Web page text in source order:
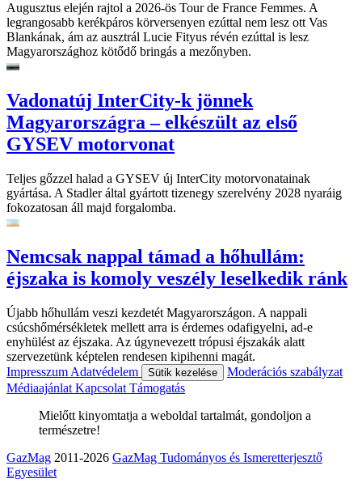
Augusztus elején rajtol a 2026-ös Tour de France Femmes. A
legrangosabb kerékpáros körversenyen ezúttal nem lesz ott Vas
Blankának, ám az ausztrál Lucie Fityus révén ezúttal is lesz
Magyarországhoz kötődő bringás a mezőnyben.
Vadonatúj InterCity-k jönnek
Magyarországra – elkészült az első
GYSEV motorvonat
Teljes gőzzel halad a GYSEV új InterCity motorvonatainak
gyártása. A Stadler által gyártott tizenegy szerelvény 2028 nyaráig
fokozatosan áll majd forgalomba.
Nemcsak nappal támad a hőhullám:
éjszaka is komoly veszély leselkedik ránk
Újabb hőhullám veszi kezdetét Magyarországon. A nappali
csúcshőmérsékletek mellett arra is érdemes odafigyelni, ad-e
enyhülést az éjszaka. Az úgynevezett trópusi éjszakák alatt
szervezetünk képtelen rendesen kipihenni magát.
Impresszum Adatvédelem Sütik kezelése
Moderációs szabályzat
Médiaajánlat Kapcsolat Támogatás
Mielőtt kinyomtatja a weboldal tartalmát, gondoljon a
természetre!
GazMag 2011-2026 GazMag Tudományos és Ismeretterjesztő
Egyesület